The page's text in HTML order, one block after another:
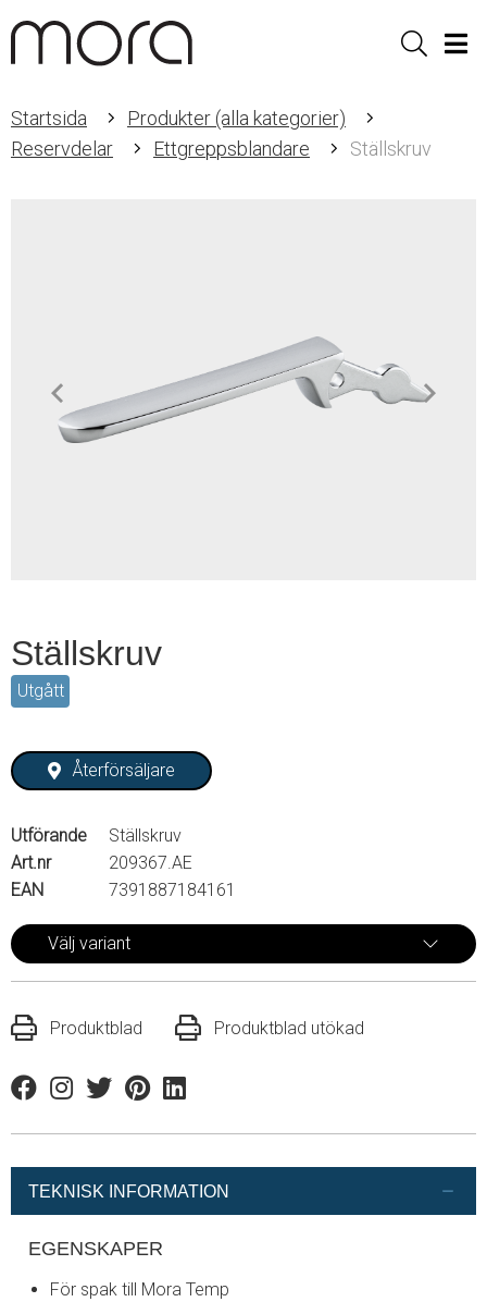
Sök
Startsida
Produkter (alla kategorier)
Reservdelar
Ettgreppsblandare Ställskruv
Ställskruv
Utgått
Återförsäljare
Utförande
Ställskruv
Art.nr
209367.AE
EAN
7391887184161
Välj variant
Produktblad Produktblad utökad
FacebookInstagram
TwitterPinterestLinkedin
TEKNISK INFORMATION
EGENSKAPER
För spak till Mora Temp